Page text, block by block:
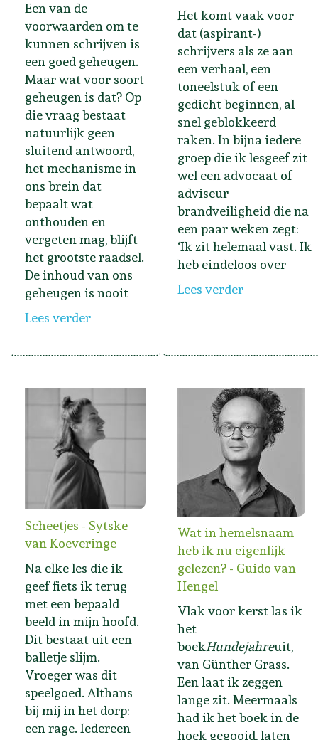
Een van de
voorwaarden om te
kunnen schrijven is
een goed geheugen.
Maar wat voor soort
geheugen is dat? Op
die vraag bestaat
natuurlijk geen
sluitend antwoord,
het mechanisme in
ons brein dat
bepaalt wat
onthouden en
vergeten mag, blijft
het grootste raadsel.
De inhoud van ons
geheugen is nooit
Lees verder
Het komt vaak voor
dat (aspirant-)
schrijvers als ze aan
een verhaal, een
toneelstuk of een
gedicht beginnen, al
snel geblokkeerd
raken. In bijna iedere
groep die ik lesgeef zit
wel een advocaat of
adviseur
brandveiligheid die na
een paar weken zegt:
‘Ik zit helemaal vast. Ik
heb eindeloos over
Lees verder
Scheetjes - Sytske
van Koeveringe
Na elke les die ik
geef fiets ik terug
met een bepaald
beeld in mijn hoofd.
Dit bestaat uit een
balletje slijm.
Vroeger was dit
speelgoed. Althans
bij mij in het dorp:
een rage. Iedereen
Wat in hemelsnaam
heb ik nu eigenlijk
gelezen? - Guido van
Hengel
Vlak voor kerst las ik
het
boekHundejahreuit,
van Günther Grass.
Een laat ik zeggen
lange zit. Meermaals
had ik het boek in de
hoek gegooid, laten